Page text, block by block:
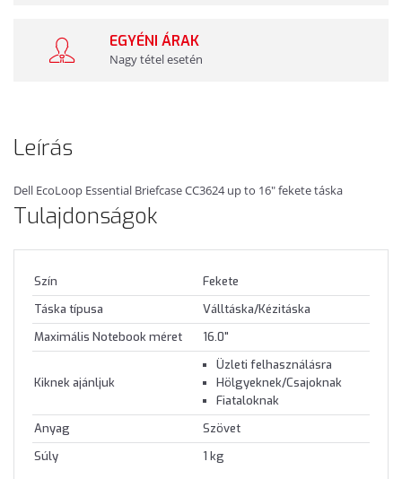
EGYÉNI ÁRAK
Nagy tétel esetén
Leírás
Dell EcoLoop Essential Briefcase CC3624 up to 16" fekete táska
Tulajdonságok
Szín
Fekete
Táska típusa
Válltáska/Kézitáska
Maximális Notebook méret
16.0"
Kiknek ajánljuk
Üzleti felhasználásra
Hölgyeknek/Csajoknak
Fiataloknak
Anyag
Szövet
Súly
1 kg